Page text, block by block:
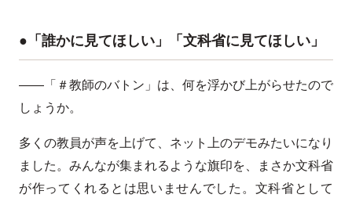
●「誰かに見てほしい」「文科省に見てほしい」
――「＃教師のバトン」は、何を浮かび上がらせたので
しょうか。
多くの教員が声を上げて、ネット上のデモみたいになり
ました。みんなが集まれるような旗印を、まさか文科省
が作ってくれるとは思いませんでした。文科省として